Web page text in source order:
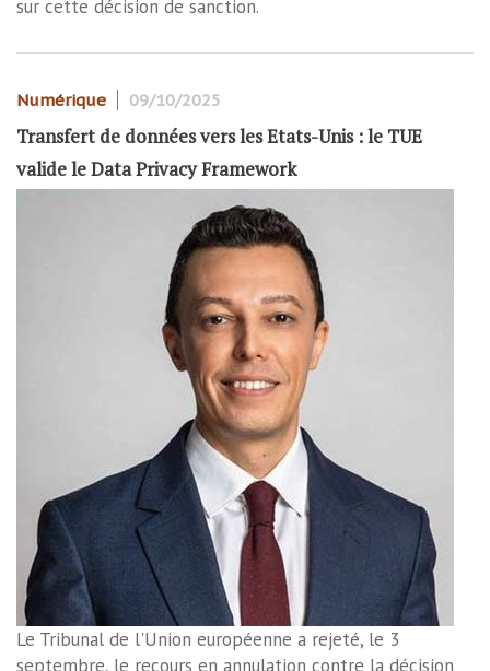
sur cette décision de sanction.
Numérique 09/10/2025
Transfert de données vers les Etats-Unis : le TUE
valide le Data Privacy Framework
Le Tribunal de l'Union européenne a rejeté, le 3
septembre, le recours en annulation contre la décision